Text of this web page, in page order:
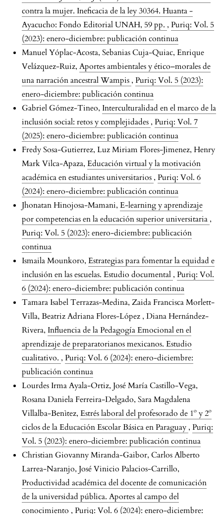
contra la mujer. Ineficacia de la ley 30364. Huanta -
Ayacucho: Fondo Editorial UNAH, 59 pp. , Puriq: Vol. 5
(2023): enero-diciembre: publicación continua
Manuel Yóplac-Acosta, Sebanias Cuja-Quiac, Enrique
Velázquez-Ruiz, Aportes ambientales y ético–morales de
una narración ancestral Wampis , Puriq: Vol. 5 (2023):
enero-diciembre: publicación continua
Gabriel Gómez-Tineo, Interculturalidad en el marco de la
inclusión social: retos y complejidades , Puriq: Vol. 7
(2025): enero-diciembre: publicación continua
Fredy Sosa-Gutierrez, Luz Miriam Flores-Jimenez, Henry
Mark Vilca-Apaza, Educación virtual y la motivación
académica en estudiantes universitarios , Puriq: Vol. 6
(2024): enero-diciembre: publicación continua
Jhonatan Hinojosa-Mamani, E-learning y aprendizaje
por competencias en la educación superior universitaria ,
Puriq: Vol. 5 (2023): enero-diciembre: publicación
continua
Ismaila Mounkoro, Estrategias para fomentar la equidad e
inclusión en las escuelas. Estudio documental , Puriq: Vol.
6 (2024): enero-diciembre: publicación continua
Tamara Isabel Terrazas-Medina, Zaida Francisca Morlett-
Villa, Beatriz Adriana Flores-López , Diana Hernández-
Rivera, Influencia de la Pedagogía Emocional en el
aprendizaje de preparatorianos mexicanos. Estudio
cualitativo. , Puriq: Vol. 6 (2024): enero-diciembre:
publicación continua
Lourdes Irma Ayala-Ortiz, José María Castillo-Vega,
Rosana Daniela Ferreira-Delgado, Sara Magdalena
Villalba-Benìtez, Estrés laboral del profesorado de 1º y 2º
ciclos de la Educación Escolar Básica en Paraguay , Puriq:
Vol. 5 (2023): enero-diciembre: publicación continua
Christian Giovanny Miranda-Gaibor, Carlos Alberto
Larrea-Naranjo, José Vinicio Palacios-Carrillo,
Productividad académica del docente de comunicación
de la universidad pública. Aportes al campo del
conocimiento , Puriq: Vol. 6 (2024): enero-diciembre: